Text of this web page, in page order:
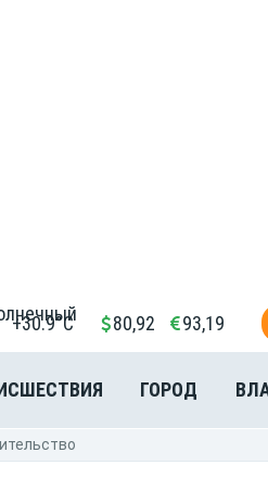
+30.9°C 80,92 93,19
ГОРОД